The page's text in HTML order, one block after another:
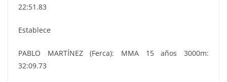
22:51.83
Establece
PABLO MARTÍNEZ (Ferca): MMA 15 años 3000m:
32:09.73